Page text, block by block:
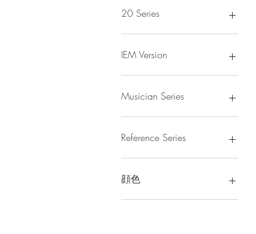
20 Series
20.3
20.6
IEM Version
Custom Model
Universal Model
Musician Series
Musician
Musician +
Reference Series
Reference
Reference +
顔色
Black